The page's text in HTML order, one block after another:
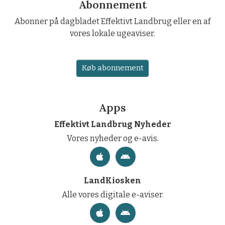
Abonnement
Abonner på dagbladet Effektivt Landbrug eller en af
vores lokale ugeaviser.
Køb abonnement
Apps
Effektivt Landbrug Nyheder
Vores nyheder og e-avis.
LandKiosken
Alle vores digitale e-aviser.